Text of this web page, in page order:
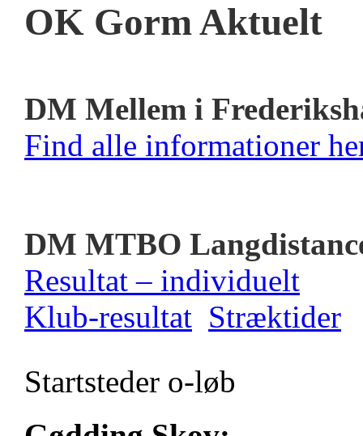
OK Gorm Aktuelt
DM Mellem i
Find alle informationer
DM MTBO
Resultat – individuelt
Klub-resultat Stræktider
Startsteder o-løb